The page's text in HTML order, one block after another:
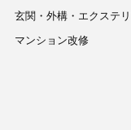
玄関・外構・エクステ
マンション改修